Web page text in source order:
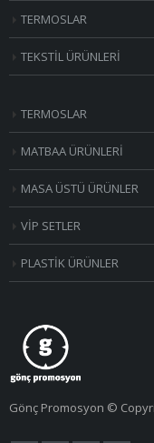
TERMOSLAR
TEKSTİL ÜRÜNLERİ
TERMOSLAR
MATBAA ÜRÜNLERİ
MASA ÜSTÜ ÜRÜNLER
VİP SETLER
PLASTİK ÜRÜNLER
Gönç Promosyon ©